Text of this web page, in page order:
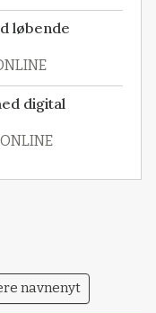
løbende
digital
navnenyt